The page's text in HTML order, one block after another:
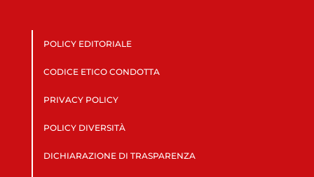
POLICY EDITORIALE
CODICE ETICO CONDOTTA
PRIVACY POLICY
POLICY DIVERSITÀ
DICHIARAZIONE DI TRASPARENZA